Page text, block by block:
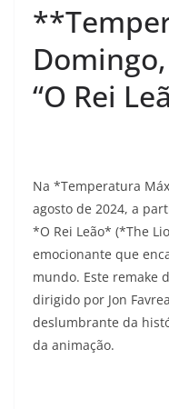
“O Rei
Na *Temperatura
agosto de 2024, a
*O Rei Leão* (*The
emocionante que
mundo. Este remake
dirigido por Jon
deslumbrante da
da animação.